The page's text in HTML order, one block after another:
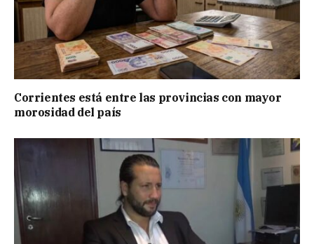
Corrientes está entre las provincias con mayor
morosidad del país